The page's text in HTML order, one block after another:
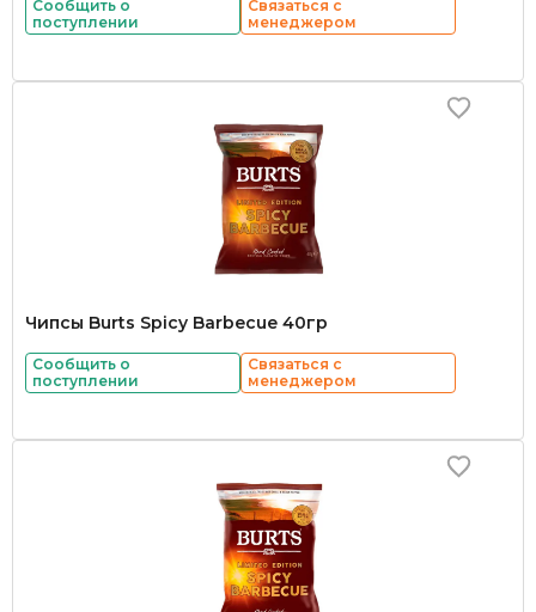
Сообщить о
поступлении
Связаться с
менеджером
Чипсы Burts Spicy Barbecue 40гр
Сообщить о
поступлении
Связаться с
менеджером